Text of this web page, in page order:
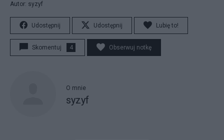
Autor: syzyf
Udostępnij Udostępnij Lubię to!
Skomentuj 4 Obserwuj notkę
O mnie
syzyf